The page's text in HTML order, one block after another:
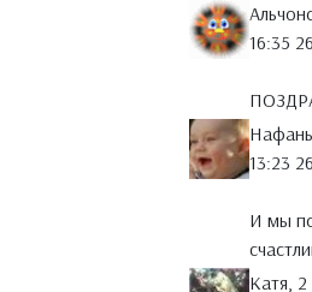
16:35
13:23
И мы
Катя,